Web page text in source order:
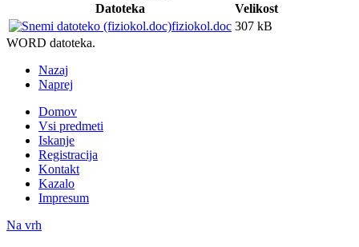
Datoteka
Velikost
fiziokol.doc 307 kB
WORD datoteka.
Nazaj
Naprej
Domov
Vsi predmeti
Iskanje
Registracija
Kontakt
Kazalo
Impresum
Na vrh